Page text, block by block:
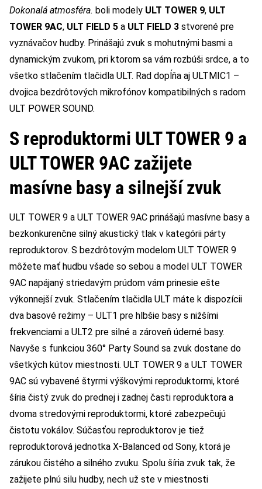
Dokonalá atmosféra. boli modely ULT TOWER 9, ULT
TOWER 9AC, ULT FIELD 5 a ULT FIELD 3 stvorené pre
vyznávačov hudby. Prinášajú zvuk s mohutnými basmi a
dynamickým zvukom, pri ktorom sa vám rozbúši srdce, a to
všetko stlačením tlačidla ULT. Rad dopĺňa aj ULTMIC1 –
dvojica bezdrôtových mikrofónov kompatibilných s radom
ULT POWER SOUND.
S reproduktormi ULT TOWER 9 a
ULT TOWER 9AC zažijete
masívne basy a silnejší zvuk
ULT TOWER 9 a ULT TOWER 9AC prinášajú masívne basy a
bezkonkurenčne silný akustický tlak v kategórii párty
reproduktorov. S bezdrôtovým modelom ULT TOWER 9
môžete mať hudbu všade so sebou a model ULT TOWER
9AC napájaný striedavým prúdom vám prinesie ešte
výkonnejší zvuk. Stlačením tlačidla ULT máte k dispozícii
dva basové režimy – ULT1 pre hlbšie basy s nižšími
frekvenciami a ULT2 pre silné a zároveň úderné basy.
Navyše s funkciou 360° Party Sound sa zvuk dostane do
všetkých kútov miestnosti. ULT TOWER 9 a ULT TOWER
9AC sú vybavené štyrmi výškovými reproduktormi, ktoré
šíria čistý zvuk do prednej i zadnej časti reproduktora a
dvoma stredovými reproduktormi, ktoré zabezpečujú
čistotu vokálov. Súčasťou reproduktorov je tiež
reproduktorová jednotka X-Balanced od Sony, ktorá je
zárukou čistého a silného zvuku. Spolu šíria zvuk tak, že
zažijete plnú silu hudby, nech už ste v miestnosti